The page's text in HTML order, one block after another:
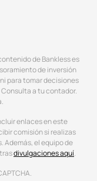
de Bankless es
de inversión
para tomar decisiones
a tu contador.
enlaces en este
comisión si realizas
Además, el equipo de
divulgaciones aquí.